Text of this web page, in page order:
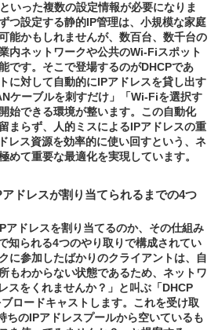
いった複数の設定情報が必要になりま
つ設定する静的IP管理は、小規模な家庭
能かもしれませんが、数百台、数千台の
内ネットワークや公共のWi-Fiスポット
です。そこで登場するのがDHCPであ
に対して自動的にIPアドレスを貸し出す
ケーブルを刺すだけ」「Wi-Fiを選択す
始できる環境が整います。この自動化
まらず、人的ミスによるIPアドレスの重
レス資源を効率的に使い回すという、ネ
めて重要な最適化を実現しています。
ドレスが割り当てられるまでの4つ
アドレスを割り当てるのか、その仕組み
知られる4つのやり取りで構成されてい
に参加したばかりのクライアントは、自
もわからない状態であるため、ネットワ
スをくれませんか？」と叫ぶ「DHCP
ロードキャストします。これを受け取
ちのIPアドレスプールから空いているも